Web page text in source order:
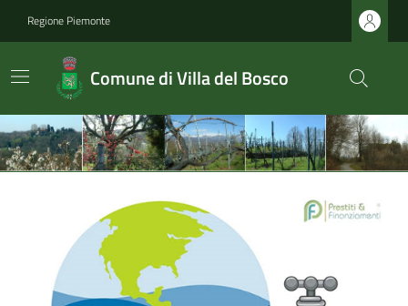
Regione Piemonte
Comune di Villa del Bosco
Ultime notizie